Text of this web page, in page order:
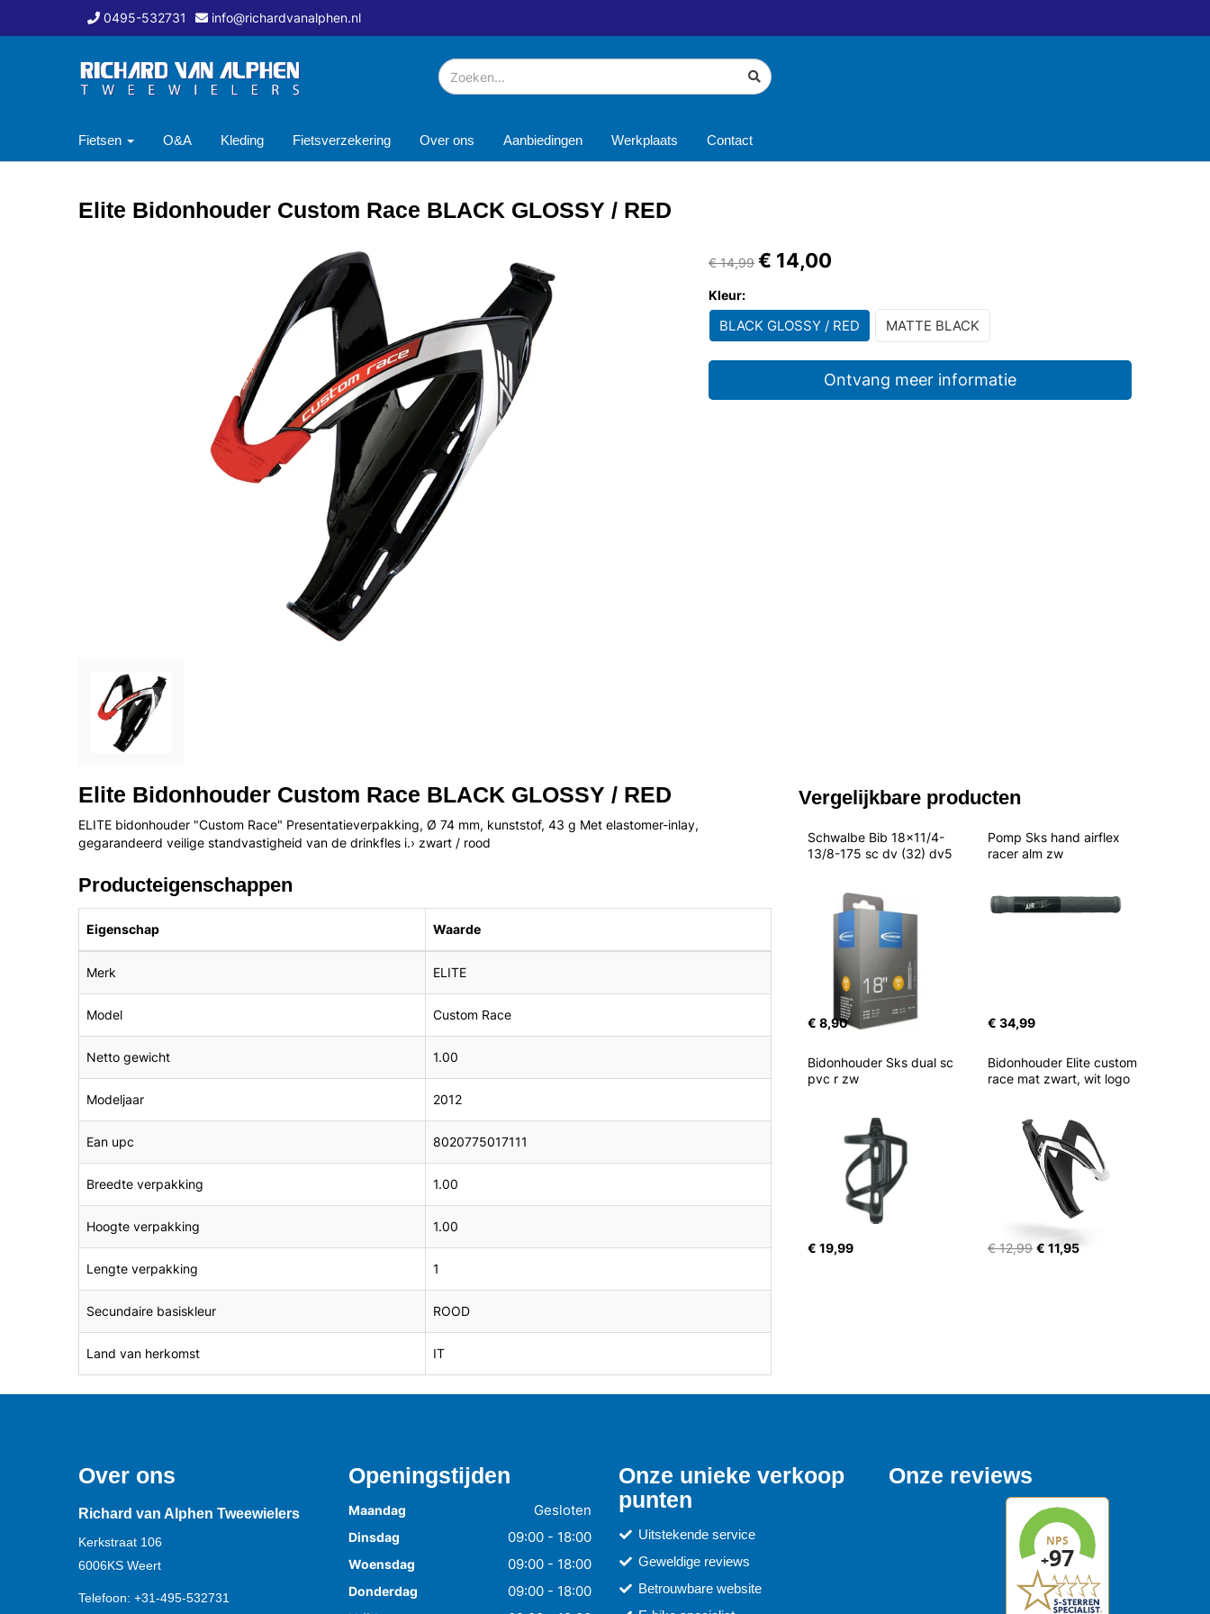
0495-532731 info@richardvanalphen.nl
Fietsen O&A Kleding Fietsverzekering Over ons Aanbiedingen Werkplaats Contact
Elite Bidonhouder Custom Race BLACK GLOSSY / RED
€ 14,99 € 14,00
Kleur:
BLACK GLOSSY / RED MATTE BLACK
Ontvang meer informatie
Elite Bidonhouder Custom Race BLACK GLOSSY / RED
ELITE bidonhouder "Custom Race" Presentatieverpakking, Ø 74 mm, kunststof, 43 g Met elastomer-inlay,
gegarandeerd veilige standvastigheid van de drinkfles i.› zwart / rood
Producteigenschappen
Eigenschap Waarde
Merk ELITE
Model Custom Race
Netto gewicht 1.00
Modeljaar 2012
Ean upc 8020775017111
Breedte verpakking 1.00
Hoogte verpakking 1.00
Lengte verpakking 1
Secundaire basiskleur ROOD
Land van herkomst IT
Vergelijkbare producten
Schwalbe Bib 18x11/4-
13/8-175 sc dv (32) dv5
€ 8,90
Pomp Sks hand airflex
racer alm zw
€ 34,99
Bidonhouder Sks dual sc
pvc r zw
€ 19,99
Bidonhouder Elite custom
race mat zwart, wit logo
€ 12,99 € 11,95
Over ons
Richard van Alphen Tweewielers
Kerkstraat 106
6006KS Weert
Telefoon: +31-495-532731
Openingstijden
Maandag Gesloten
Dinsdag 09:00 - 18:00
Woensdag 09:00 - 18:00
Donderdag 09:00 - 18:00
Onze unieke verkoop
punten
Uitstekende service
Geweldige reviews
Betrouwbare website
Onze reviews